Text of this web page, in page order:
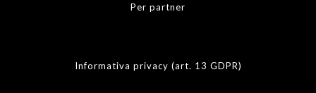
Per partner
Informativa privacy (art. 13 GDPR)